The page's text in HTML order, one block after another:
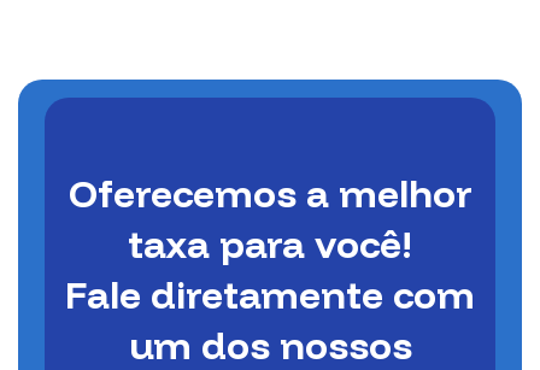
Oferecemos a melhor
taxa para você!
Fale diretamente com
um dos nossos